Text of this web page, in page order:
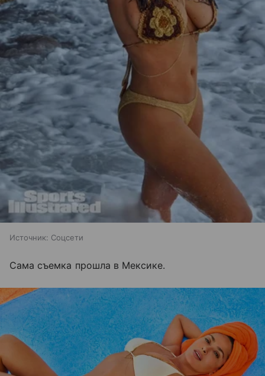
Источник: Соцсети
Сама съемка прошла в Мексике.